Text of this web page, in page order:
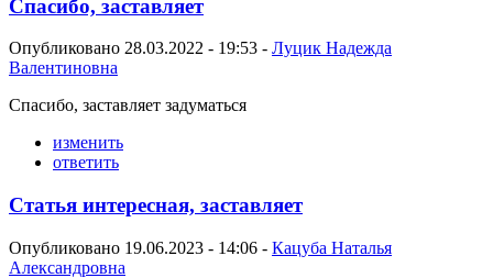
Спасибо, заставляет
Опубликовано 28.03.2022 - 19:53 - Луцик Надежда
Валентиновна
Спасибо, заставляет задуматься
изменить
ответить
Статья интересная, заставляет
Опубликовано 19.06.2023 - 14:06 - Кацуба Наталья
Александровна